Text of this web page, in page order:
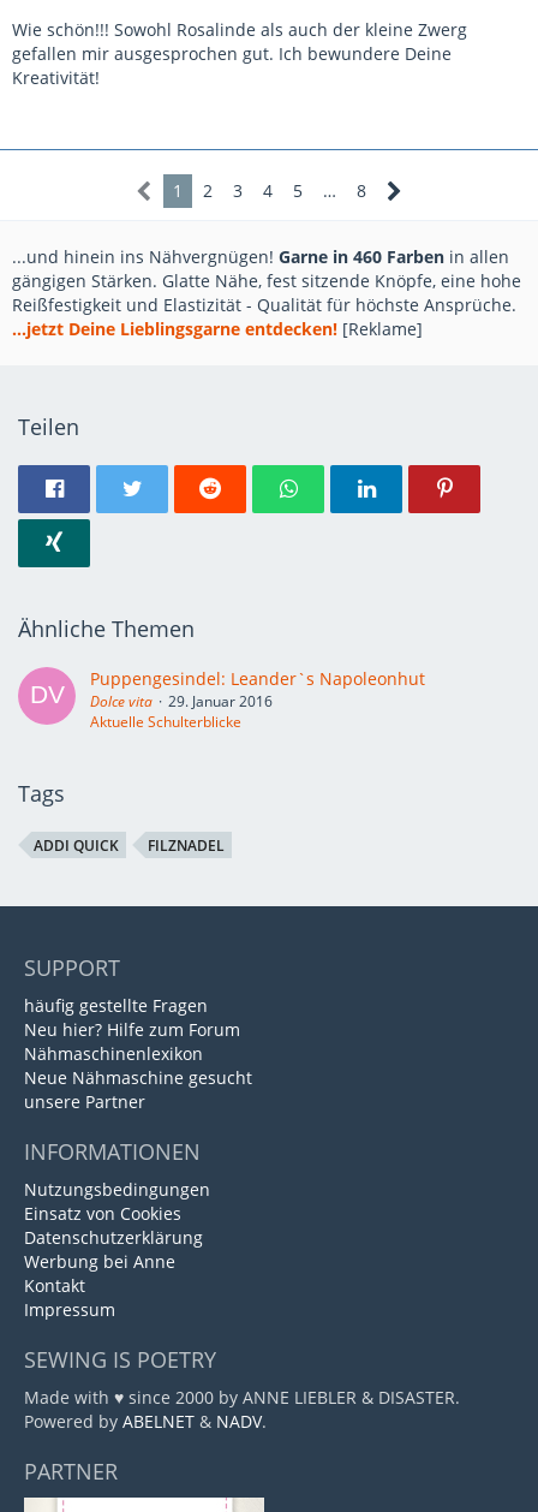
Wie schön!!! Sowohl Rosalinde als auch der kleine Zwerg
gefallen mir ausgesprochen gut. Ich bewundere Deine
Kreativität!
1 2 3 4 5 … 8
...und hinein ins Nähvergnügen! Garne in 460 Farben in allen
gängigen Stärken. Glatte Nähe, fest sitzende Knöpfe, eine hohe
Reißfestigkeit und Elastizität - Qualität für höchste Ansprüche.
...jetzt Deine Lieblingsgarne entdecken! [Reklame]
Teilen
Ähnliche Themen
Puppengesindel: Leander`s Napoleonhut
Dolce vita
29. Januar 2016
Aktuelle Schulterblicke
Tags
ADDI QUICK FILZNADEL
SUPPORT
häufig gestellte Fragen
Neu hier? Hilfe zum Forum
Nähmaschinenlexikon
Neue Nähmaschine gesucht
unsere Partner
INFORMATIONEN
Nutzungsbedingungen
Einsatz von Cookies
Datenschutzerklärung
Werbung bei Anne
Kontakt
Impressum
SEWING IS POETRY
Made with ♥ since 2000 by ANNE LIEBLER & DISASTER.
Powered by ABELNET & NADV.
PARTNER